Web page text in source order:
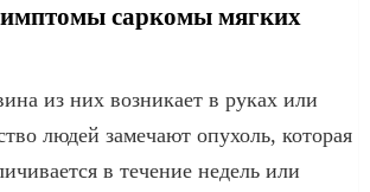
саркомы мягких
из них возникает в руках или
людей замечают опухоль, которая
в течение недель или